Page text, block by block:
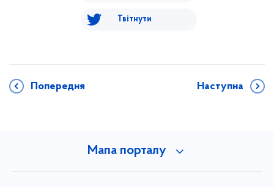
Твітнути
Попередня Наступна
Мапа порталу